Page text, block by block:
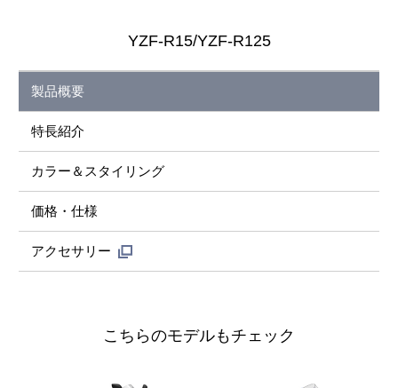
YZF-R15/YZF-R125
製品概要
特長紹介
カラー＆スタイリング
価格・仕様
アクセサリー
こちらのモデルもチェック